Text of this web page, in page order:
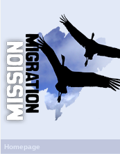
Homepage